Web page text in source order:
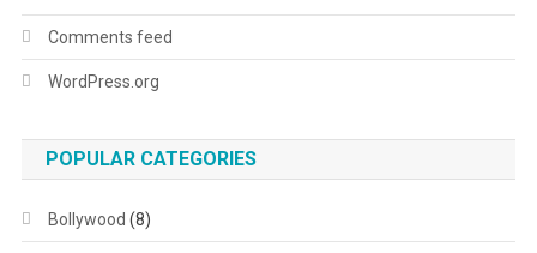
Comments feed
WordPress.org
POPULAR CATEGORIES
Bollywood (8)